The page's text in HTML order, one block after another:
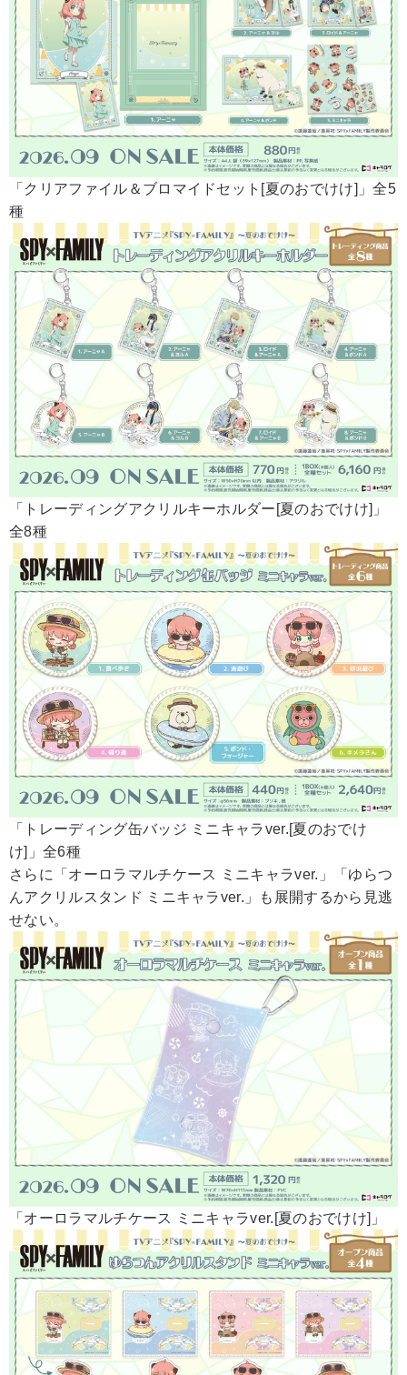
「クリアファイル＆ブロマイドセット[夏のおでけけ]」全5
種
「トレーディングアクリルキーホルダー[夏のおでけけ]」
全8種
「トレーディング缶バッジ ミニキャラver.[夏のおでけ
け]」全6種
さらに「オーロラマルチケース ミニキャラver.」「ゆらつ
んアクリルスタンド ミニキャラver.」も展開するから見逃
せない。
「オーロラマルチケース ミニキャラver.[夏のおでけけ]」